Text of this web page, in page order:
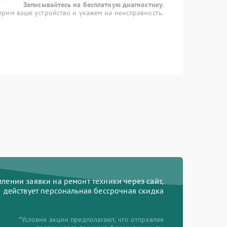
Записывайтесь на бесплатную диагностику.
ваше устройство и укажем на неисправность.
заявки на ремонт техники через сайт,
действует персональная бессрочная скидка
*Условия акции предполагают, что отправляя